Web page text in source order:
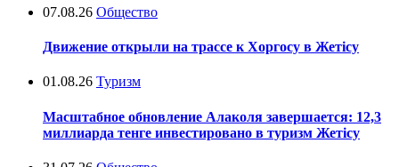
07.08.26 Общество
Движение открыли на трассе к Хоргосу в Жетісу
01.08.26 Туризм
Масштабное обновление Алаколя завершается: 12,3
миллиарда тенге инвестировано в туризм Жетісу